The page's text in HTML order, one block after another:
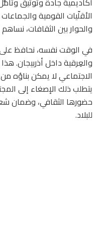
الأقلّيات القومية والجماعات
والحوار بين الثقافات،
في الوقت نفسه، نحافظ على
والعِرقية داخل أذربيجان.
الاجتماعي لا يمكن بناؤه
يتطلب ذلك الإصغاء إلى
حضورها الثقافي، وضمان
للبلاد.